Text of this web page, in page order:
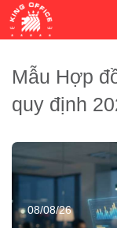
Mẫu Hợp
quy định
08/08/26